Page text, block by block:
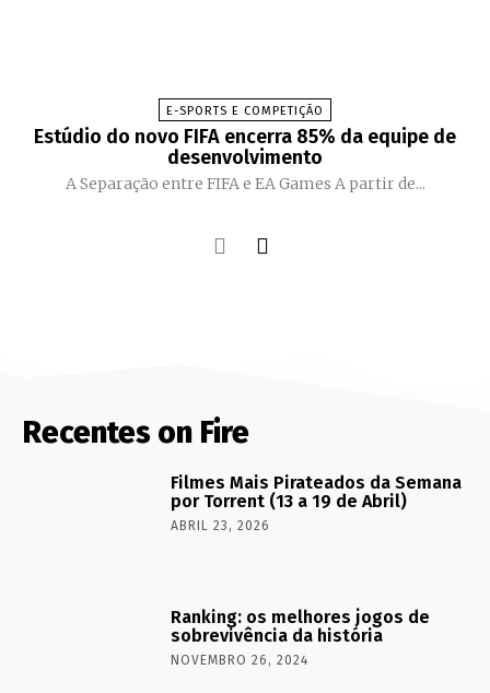
E-SPORTS E COMPETIÇÃO
Estúdio do novo FIFA encerra 85% da equipe de
desenvolvimento
A Separação entre FIFA e EA Games A partir de...
Recentes on Fire
Filmes Mais Pirateados da Semana
por Torrent (13 a 19 de Abril)
ABRIL 23, 2026
Ranking: os melhores jogos de
sobrevivência da história
NOVEMBRO 26, 2024